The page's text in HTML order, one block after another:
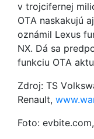
v trojcifernej
OTA naskakujú
oznámil Lexus
NX. Dá sa
funkciu OTA
Zdroj: TS
Renault,
Foto: